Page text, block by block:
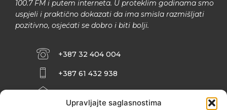
Upravljajte saglasnostima
100.7 FM i putem interneta. U proteklim godinama smo
uspjeli i praktično dokazati da ima smisla razmišljati
pozitivno, osjećati se dobro i biti bolji.
+387 32 404 004
+387 61 432 938
INFO@ZENIT.BA